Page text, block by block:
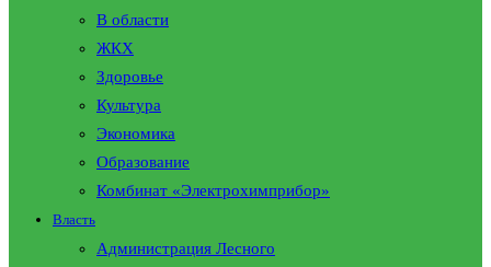
В области
ЖКХ
Здоровье
Культура
Экономика
Образование
Комбинат «Электрохимприбор»
Власть
Администрация Лесного